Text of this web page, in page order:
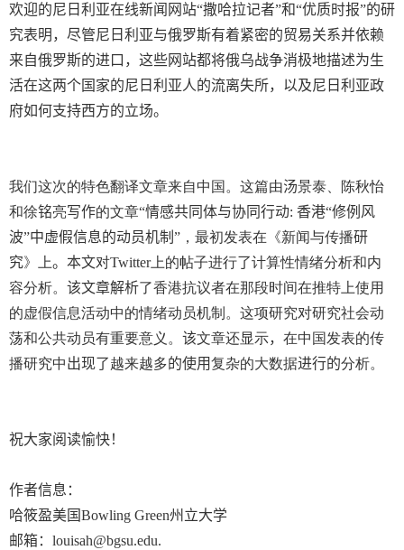
欢迎的尼日利亚在线新闻网站“撒哈拉记者”和“优质时报”的研
究表明，尽管尼日利亚与俄罗斯有着紧密的贸易关系并依赖
来自俄罗斯的进口，这些网站都将俄乌战争消极地描述为生
活在这两个国家的尼日利亚人的流离失所，以及尼日利亚政
府如何支持西方的立场。
我们这次的特色翻译文章来自中国。这篇由汤景泰、陈秋怡
和徐铭亮写作的文章“情感共同体与协同行动: 香港“修例风
波”中虚假信息的动员机制” ，最初发表在《新闻与传播研
究》上。本文对Twitter上的帖子进行了计算性情绪分析和内
容分析。 该文章解析了香港抗议者在那段时间在推特上使用
的虚假信息活动中的情绪动员机制。这项研究对研究社会动
荡和公共动员有重要意义。 该文章还显示， 在中国发表的传
播研究中出现了越来越多的使用复杂的大数据进行的分析。
祝大家阅读愉快！
作者信息：
哈筱盈美国Bowling Green州立大学
邮箱： louisah@bgsu.edu.